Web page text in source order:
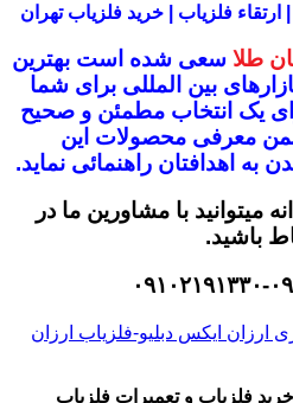
ارتقاء فلزیاب | خرید فلزیاب تهران
طلا سعی شده است بهترین
بین المللی برای شما
یک انتخاب مطمئن و صحیح
ضمن معرفی محصولات این
به اهدافتان راهنمائی نماید.
میتوانید با مشاورین ما در
باشید.
۰۹۱۰۲۱۸۱۰۸۸
خرید فلزیاب و تعمیرات فلزیاب